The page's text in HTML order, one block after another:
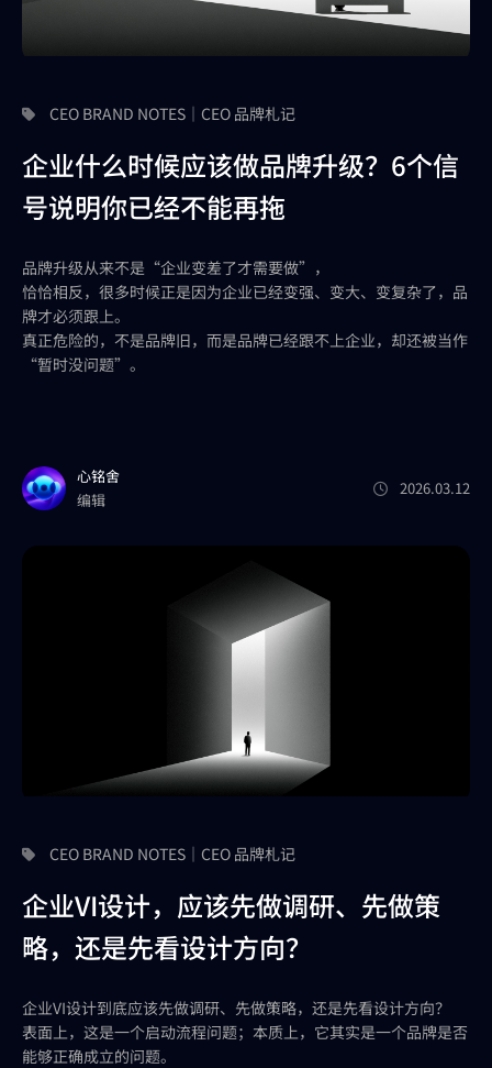
CEO BRAND NOTES｜CEO 品牌札记
企业什么时候应该做品牌升级？6个信
号说明你已经不能再拖
品牌升级从来不是“企业变差了才需要做”，
恰恰相反，很多时候正是因为企业已经变强、变大、变复杂了，品
牌才必须跟上。
真正危险的，不是品牌旧，而是品牌已经跟不上企业，却还被当作
“暂时没问题”。
心铭舍
编辑
2026.03.12
CEO BRAND NOTES｜CEO 品牌札记
企业VI设计，应该先做调研、先做策
略，还是先看设计方向？
企业VI设计到底应该先做调研、先做策略，还是先看设计方向？
表面上，这是一个启动流程问题；本质上，它其实是一个品牌是否
能够正确成立的问题。